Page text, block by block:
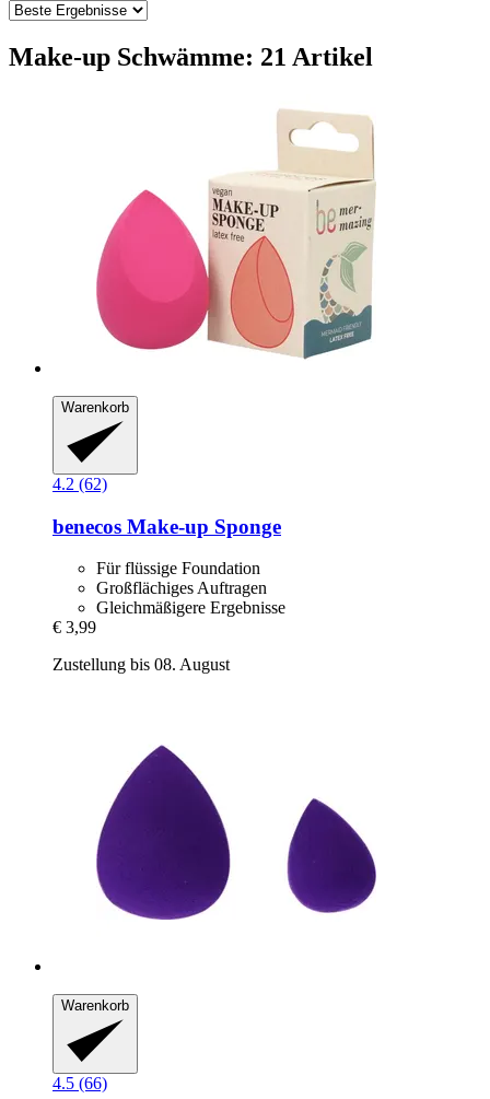
Make-up Schwämme: 21 Artikel
Warenkorb
4.2 (62)
benecos Make-​up Sponge
Für flüssige Foundation
Großflächiges Auftragen
Gleichmäßigere Ergebnisse
€ 3,99
Zustellung bis 08. August
Warenkorb
4.5 (66)